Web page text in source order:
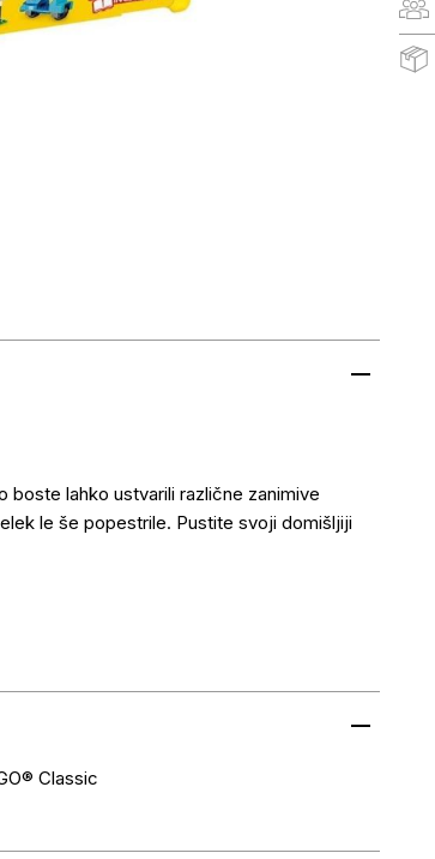
boste lahko ustvarili različne zanimive
le še popestrile. Pustite svoji domišljiji
Classic